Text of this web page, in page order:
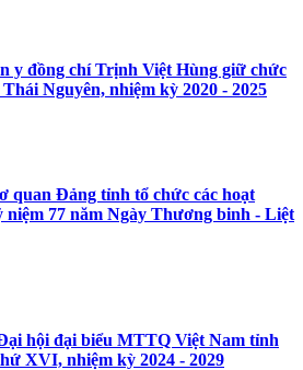
y đồng chí Trịnh Việt Hùng giữ chức
Nguyên, nhiệm kỳ 2020 - 2025
quan Đảng tỉnh tổ chức các hoạt
niệm 77 năm Ngày Thương binh - Liệt
hội đại biểu MTTQ Việt Nam tỉnh
XVI, nhiệm kỳ 2024 - 2029